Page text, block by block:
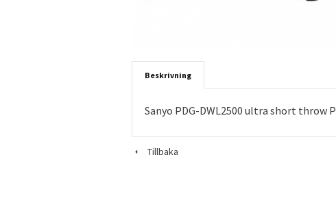
Beskrivning
Sanyo PDG-DWL2500 ultra short throw
Tillbaka